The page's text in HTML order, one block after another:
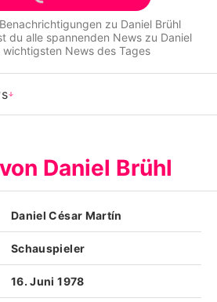
runterladen
Team
Impressum
Utiq verwalten
zu Daniel Brühl
du alle spannenden News zu Daniel
wichtigsten News des Tages
Daniel Brühl
Daniel César Martín
Schauspieler
16. Juni 1978